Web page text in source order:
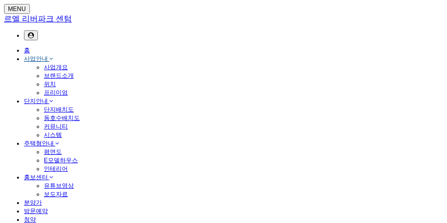
MENU
르엘 리버파크 센텀
홈
사업안내
사업개요
브랜드소개
위치
프리미엄
단지안내
단지배치도
동호수배치도
커뮤니티
시스템
주택형안내
평면도
E모델하우스
인테리어
홍보센터
유튜브영상
보도자료
분양가
방문예약
청약